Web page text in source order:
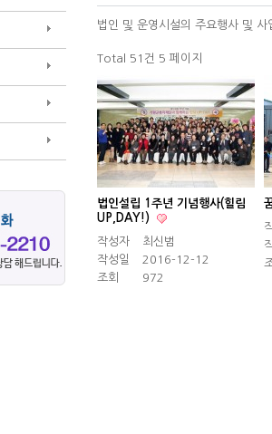
법인 및 운영시설의 주요행사 및 사
Total 51건 5 페이지
법인설립 1주년 기념행사(힐림
UP,DAY!)
작성자
최신범
작성일
2016-12-12
조회
972